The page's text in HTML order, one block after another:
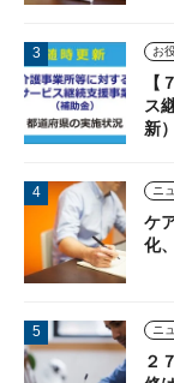
【
ス
新）
ニ
ケ
化
ニ
２